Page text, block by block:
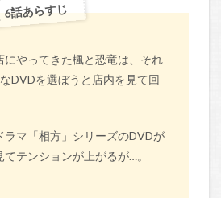
話あらすじ
にやってきた楓と恐竜は、それ
DVDを選ぼうと店内を見て回
ラマ「相方」シリーズのDVDが
テンションが上がるが…。